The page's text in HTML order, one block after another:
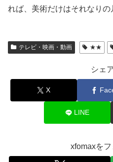
れば、美術だけはそれなりの
テレビ・映画・動画 ★★
シェ
X
LINE
xfomaxを